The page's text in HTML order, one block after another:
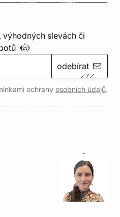
slevách či
odebírat
ochrany osobních údajů.